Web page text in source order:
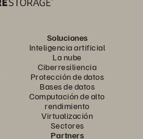
Soluciones
Inteligencia artificial
La nube
Ciberresiliencia
Protección de datos
Bases de datos
Computación de alto
rendimiento
Virtualización
Sectores
Partners